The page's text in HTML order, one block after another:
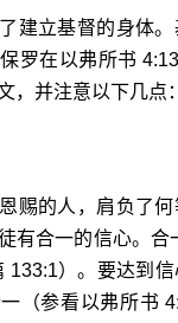
建立基督的身体
罗在以弗所书
，并注意以下几点：
赐的人，肩负了
有合一的信心。合
133:1）。要达到
（参看以弗所书